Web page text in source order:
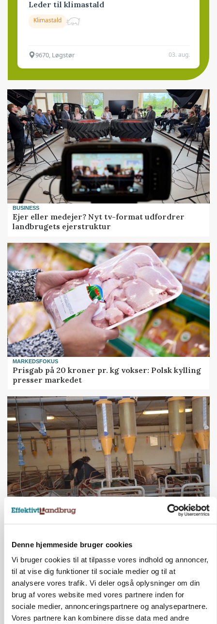
Denne hjemmeside bruger cookies
Vi bruger cookies til at tilpasse vores indhold og annoncer,
til at vise dig funktioner til sociale medier og til at
analysere vores trafik. Vi deler også oplysninger om din
brug af vores website med vores partnere inden for
sociale medier, annonceringspartnere og analysepartnere.
Vores partnere kan kombinere disse data med andre
Leder til klimastald
Klimastald
9670, Løgstør 03. aug.
BUSINESS
Ejer eller medejer? Nyt tv-format udfordrer
landbrugets ejerstruktur
MARKEDSFOKUS
Prisgab på 20 kroner pr. kg vokser: Polsk kylling
presser markedet
GRISE
Rådgiver om DB-Tjek: Små justeringer kan give
Loading...